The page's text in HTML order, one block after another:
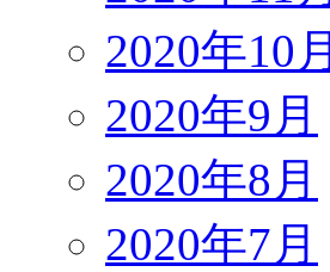
2020年10月
2020年9月
2020年8月
2020年7月